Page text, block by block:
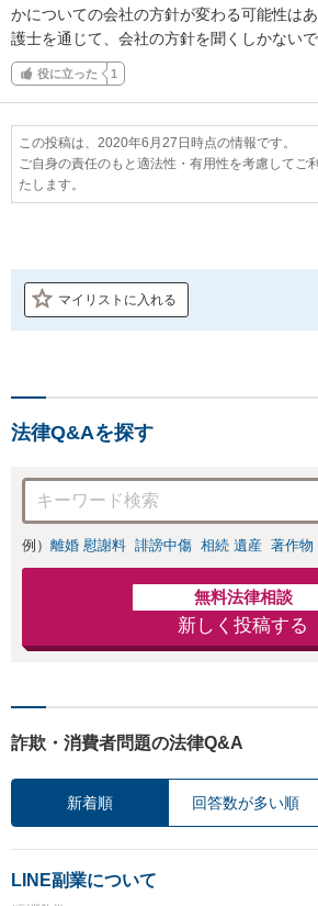
かについての会社の方針が変わる可能性は
護士を通じて、会社の方針を聞くしかないで
役に立った 1
この投稿は、2020年6月27日時点の情報です。
ご自身の責任のもと適法性・有用性を考慮してご
たします。
マイリストに入れる
法律Q&Aを探す
例） 離婚 慰謝料 誹謗中傷 相続 遺産 著作物
無料法律相談
新しく投稿する
詐欺・消費者問題の法律Q&A
新着順 回答数が多い順
LINE副業について